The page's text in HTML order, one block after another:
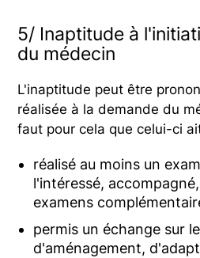
5/ Inaptitude à
du médecin
L'inaptitude peut être
réalisée à la demande du
faut pour cela que celui-ci
réalisé au moins un
l'intéressé,
examens
permis un échange sur
d'aménagement,